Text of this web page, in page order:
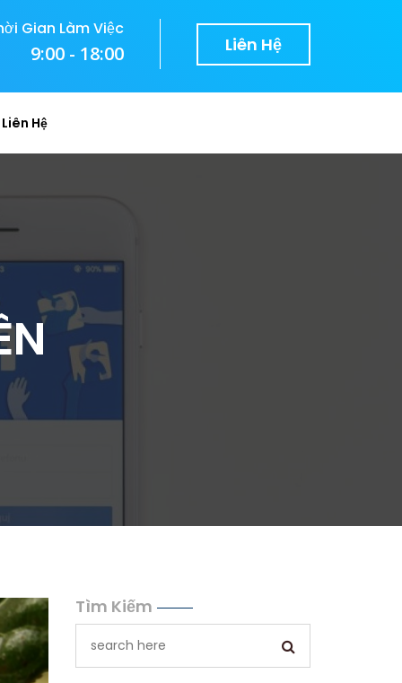
Gian Làm Việc
9:00 - 18:00 Liên Hệ
Liên Hệ
Tìm Kiếm